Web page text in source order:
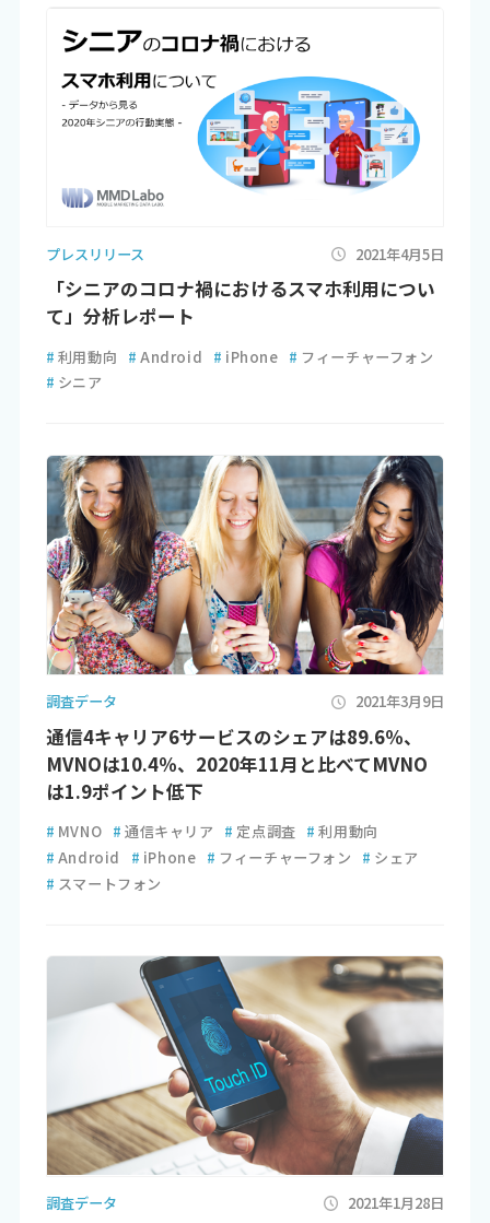
プレスリリース 2021年4月5日
「シニアのコロナ禍におけるスマホ利用につい
て」分析レポート
# 利用動向 # Android # iPhone # フィーチャーフォン
# シニア
調査データ 2021年3月9日
通信4キャリア6サービスのシェアは89.6％、
MVNOは10.4％、2020年11月と比べてMVNO
は1.9ポイント低下
# MVNO # 通信キャリア # 定点調査 # 利用動向
# Android # iPhone # フィーチャーフォン # シェア
# スマートフォン
調査データ 2021年1月28日